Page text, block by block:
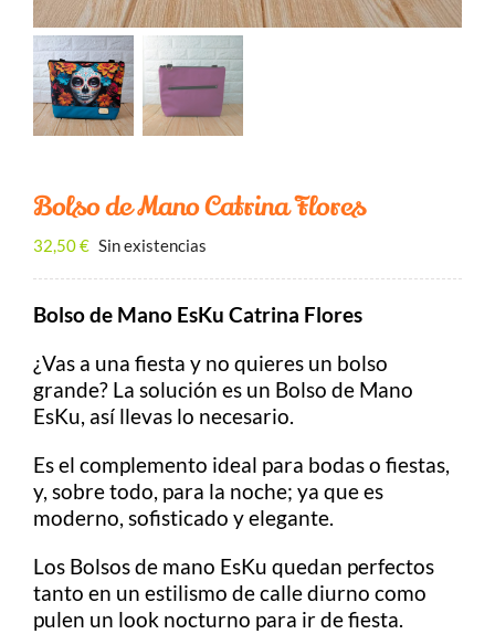
Accesorios
Sobre Hala Bazan
Contacto
BUSCAR:
Carrito
Bolso de Mano Catrina Flores
32,50€ Sin existencias
Bolso de Mano EsKu Catrina Flores
¿Vas a una fiesta y no quieres un bolso
grande? La solución es un Bolso de Mano
EsKu, así llevas lo necesario.
Es el complemento ideal para bodas o fiestas,
y, sobre todo, para la noche; ya que es
moderno, sofisticado y elegante.
Los Bolsos de mano EsKu quedan perfectos
tanto en un estilismo de calle diurno como
pulen un look nocturno para ir de fiesta.